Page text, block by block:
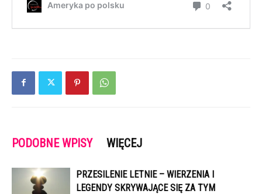
PODOBNE WPISY WIĘCEJ
PRZESILENIE LETNIE – WIERZENIA I
LEGENDY SKRYWAJĄCE SIĘ ZA TYM